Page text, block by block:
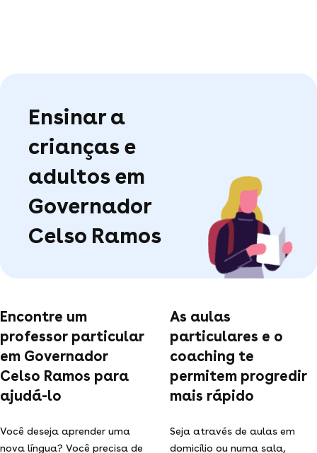
Ensinar a
crianças e
adultos em
Governador
Celso Ramos
Encontre um
professor particular
em Governador
Celso Ramos para
ajudá-lo
Você deseja aprender uma
nova língua? Você precisa de
As aulas
particulares e o
coaching te
permitem progredir
mais rápido
Seja através de aulas em
domicílio ou numa sala,